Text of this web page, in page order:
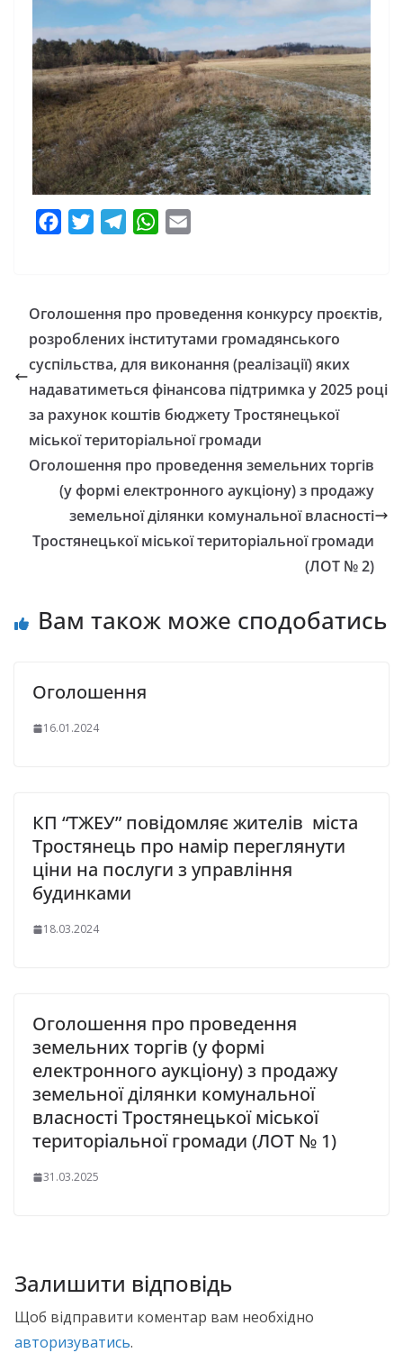
b
o
o
k
t
e
r
g
r
a
m
W
s
A
p
p
l
Оголошення про проведення конкурсу проєктів,
розроблених інститутами громадянського
суспільства, для виконання (реалізації) яких
надаватиметься фінансова підтримка у 2025 році
за рахунок коштів бюджету Тростянецької
міської територіальної громади
Оголошення про проведення земельних торгів
(у формі електронного аукціону) з продажу
земельної ділянки комунальної власності
Тростянецької міської територіальної громади
(ЛОТ № 2)
Вам також може сподобатись
Оголошення
16.01.2024
КП “ТЖЕУ” повідомляє жителів міста
Тростянець про намір переглянути
ціни на послуги з управління
будинками
18.03.2024
Оголошення про проведення
земельних торгів (у формі
електронного аукціону) з продажу
земельної ділянки комунальної
власності Тростянецької міської
територіальної громади (ЛОТ № 1)
31.03.2025
Залишити відповідь
Щоб відправити коментар вам необхідно
авторизуватись.